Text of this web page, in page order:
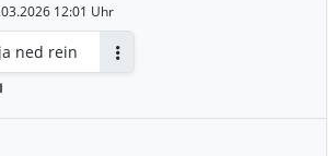
12:01 Uhr
ned rein